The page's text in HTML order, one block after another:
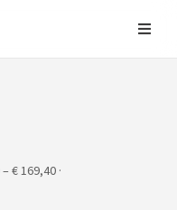
€ 169,40 ·